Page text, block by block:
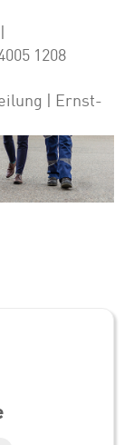
1208
| Ernst-